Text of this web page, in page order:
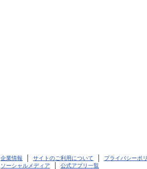
企業情報 サイトのご利用について
プライバシーポ
ソーシャルメディア
公式アプリ一覧